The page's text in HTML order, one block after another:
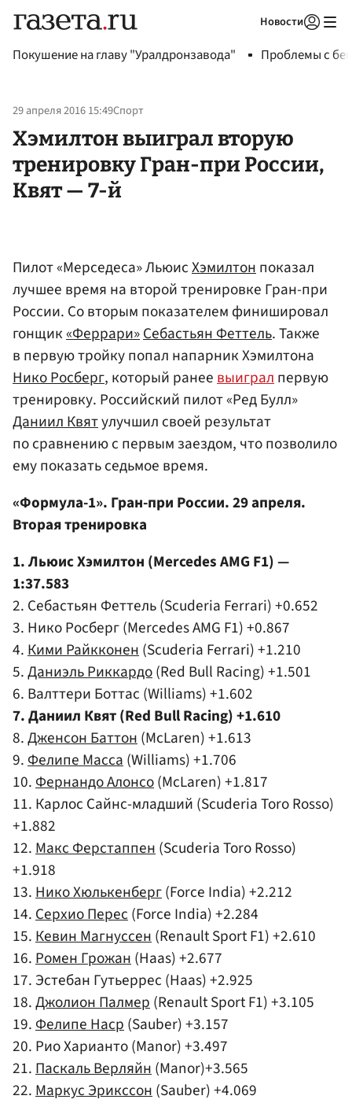
Новости
Покушение на главу "Уралдронзавода" Проблемы с
29 апреля 2016 15:49Спорт
Хэмилтон выиграл вторую
тренировку Гран-при России,
Квят — 7-й
Пилот «Мерседеса» ЛьюисХэмилтонпоказал
лучшее время на второй тренировке Гран-при
России. Со вторым показателем финишировал
гонщик«Феррари»Себастьян Феттель. Также
в первую тройку попал напарник Хэмилтона
Нико Росберг, который ранеевыигралпервую
тренировку. Российский пилот «Ред Булл»
Даниил Квятулучшил своей результат
по сравнению с первым заездом, что позволило
ему показать седьмое время.
«Формула-1». Гран-при России. 29 апреля.
Вторая тренировка
1. Льюис Хэмилтон (Mercedes AMG F1) —
1:37.583
2. Себастьян Феттель (Scuderia Ferrari) +0.652
3. Нико Росберг (Mercedes AMG F1) +0.867
4.Кими Райкконен(Scuderia Ferrari) +1.210
5.Даниэль Риккардо(Red Bull Racing) +1.501
6. Валттери Боттас (Williams) +1.602
7. Даниил Квят (Red Bull Racing) +1.610
8.Дженсон Баттон(McLaren) +1.613
9.Фелипе Масса(Williams) +1.706
10.Фернандо Алонсо(McLaren) +1.817
11. Карлос Сайнс-младший (Scuderia Toro Rosso)
+1.882
12.Макс Ферстаппен(Scuderia Toro Rosso)
+1.918
13.Нико Хюлькенберг(Force India) +2.212
14.Серхио Перес(Force India) +2.284
15.Кевин Магнуссен(Renault Sport F1) +2.610
16.Ромен Грожан(Haas) +2.677
17. Эстебан Гутьеррес (Haas) +2.925
18.Джолион Палмер(Renault Sport F1) +3.105
19.Фелипе Наср(Sauber) +3.157
20. Рио Харианто (Manor) +3.497
21.Паскаль Верляйн(Manor)+3.565
22.Маркус Эрикссон(Sauber) +4.069